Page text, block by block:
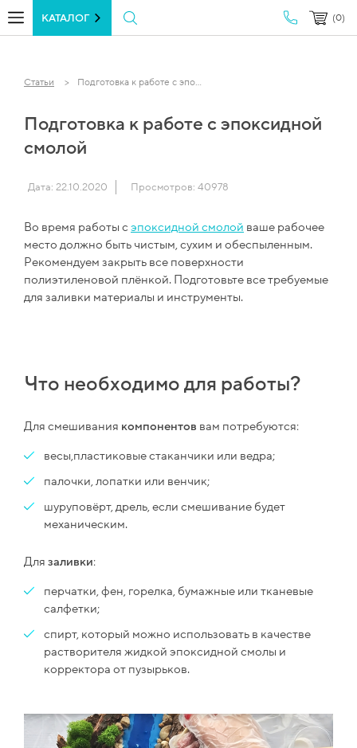
КАТАЛОГ (0)
Статьи Подготовка к работе с эпо...
Подготовка к работе с эпоксидной
смолой
Дата: 22.10.2020 Просмотров: 40978
Во время работы с эпоксидной смолой ваше рабочее
место должно быть чистым, сухим и обеспыленным.
Рекомендуем закрыть все поверхности
полиэтиленовой плёнкой. Подготовьте все требуемые
для заливки материалы и инструменты.
Что необходимо для работы?
Для смешивания компонентов вам потребуются:
весы,пластиковые стаканчики или ведра;
палочки, лопатки или венчик;
шуруповёрт, дрель, если смешивание будет
механическим.
Для заливки:
перчатки, фен, горелка, бумажные или тканевые
салфетки;
спирт, который можно использовать в качестве
растворителя жидкой эпоксидной смолы и
корректора от пузырьков.